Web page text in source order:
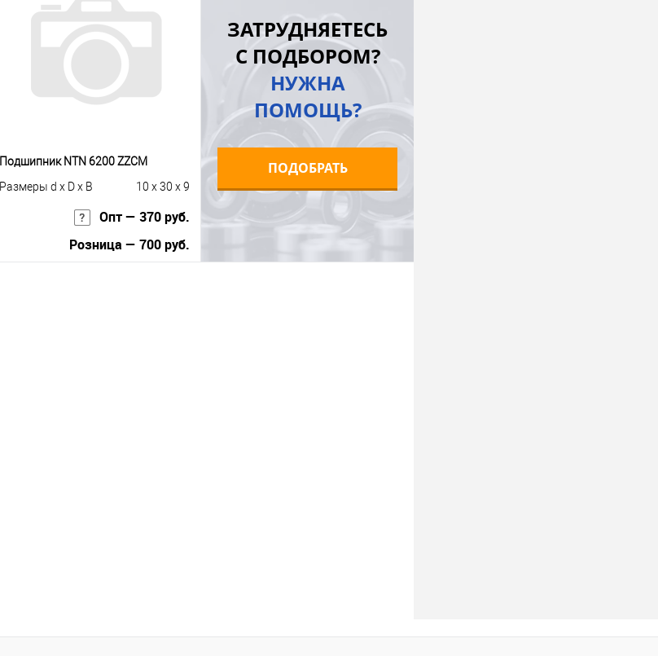
Купить в 1 клик
К сравнению
В избранное
Под заказ
Купить в 1 клик
В избранное
В наличии
Подшипник NTN 6200 ZZCM
Размеры d x D x B
10 x 30 x 9
Опт — 370 руб.
Розница — 700 руб.
ЗАТРУДНЯЕТЕСЬ
С ПОДБОРОМ?
НУЖНА
ПОМОЩЬ?
ПОДОБРАТЬ